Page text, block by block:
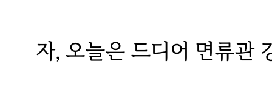
자, 오늘은 드디어 면류관